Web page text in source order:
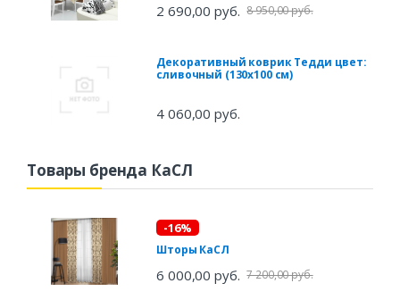
2 690,00 руб. 8 950,00 руб.
Декоративный коврик Тедди цвет:
сливочный (130х100 см)
4 060,00 руб.
Товары бренда КаСЛ
-16%
Шторы КаСЛ
6 000,00 руб. 7 200,00 руб.